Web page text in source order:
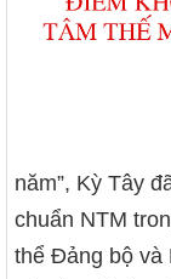
năm”, Kỳ Tây
chuẩn NTM
thể Đảng bộ và